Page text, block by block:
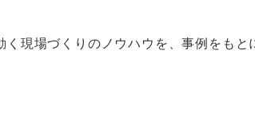
現場づくりのノウハウを、事例をもと